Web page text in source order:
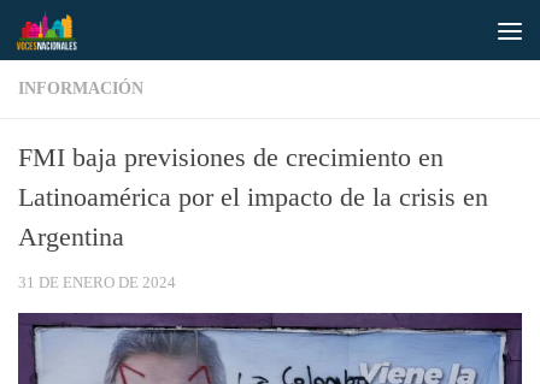
Saltar al contenido
INFORMACIÓN
FMI baja previsiones de crecimiento en
Latinoamérica por el impacto de la crisis en
Argentina
31 DE ENERO DE 2024